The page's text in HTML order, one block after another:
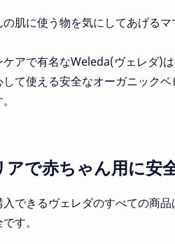
肌に使う物を気にしてあげるマ
アで有名なWeleda(ヴェレダ)
して使える安全なオーガニック
アで赤ちゃん用に安
できるヴェレダのすべての商
す。